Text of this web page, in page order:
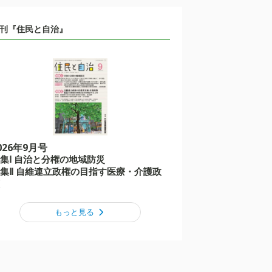
『住民と自治』
年9月号
Ⅰ 自治と分権の地域防災
Ⅱ 自維連立政権の目指す医療・介護政
もっと見る